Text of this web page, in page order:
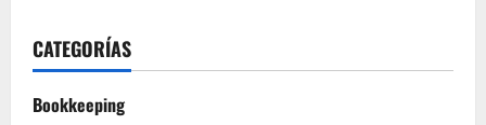
CATEGORÍAS
Bookkeeping